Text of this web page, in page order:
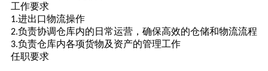
工作要求
1.进出口物流操作
2.负责协调仓库内的日常运营，确保高效的仓储和物流流程
3.负责仓库内各项货物及资产的管理工作
任职要求